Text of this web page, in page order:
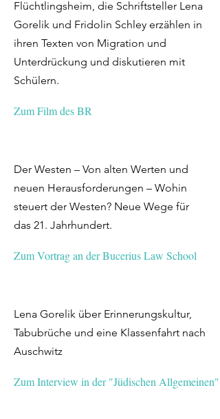
Flüchtlingsheim, die Schriftsteller Lena
Gorelik und Fridolin Schley erzählen in
ihren Texten von Migration und
Unterdrückung und diskutieren mit
Schülern.
Zum Film des BR
Der Westen – Von alten Werten und
neuen Herausforderungen – Wohin
steuert der Westen? Neue Wege für
das 21. Jahrhundert.
Zum Vortrag an der Bucerius Law School
Lena Gorelik über Erinnerungskultur,
Tabubrüche und eine Klassenfahrt nach
Auschwitz
Zum Interview in der "Jüdischen Allgemeinen"